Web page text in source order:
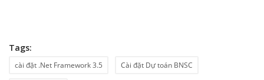
Tags:
cài đặt .Net Framework 3.5 Cài đặt Dự toán BNSC